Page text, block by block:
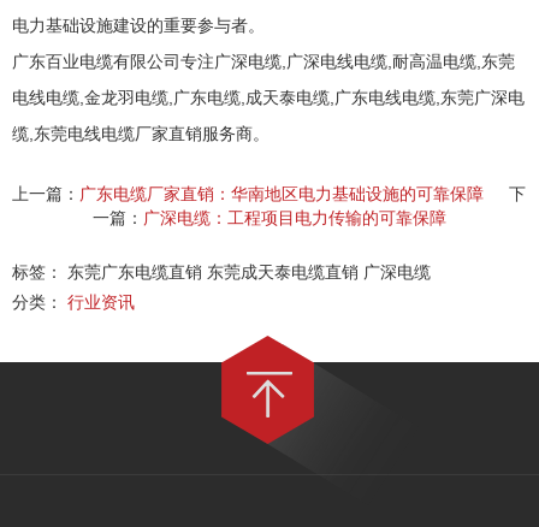
电力基础设施建设的重要参与者。
广东百业电缆有限公司专注广深电缆,广深电线电缆,耐高温电缆,东莞
电线电缆,金龙羽电缆,广东电缆,成天泰电缆,广东电线电缆,东莞广深电
缆,东莞电线电缆厂家直销服务商。
上一篇： 广东电缆厂家直销：华南地区电力基础设施的可靠保障
下
一篇： 广深电缆：工程项目电力传输的可靠保障
标签： 东莞广东电缆直销 东莞成天泰电缆直销 广深电缆
分类： 行业资讯